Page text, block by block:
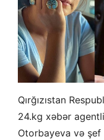
Qırğızıstan
24.kg xəbər
Otorbayeva və